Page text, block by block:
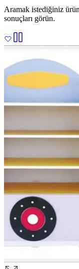
Aramak istediğiniz
sonuçları görün.